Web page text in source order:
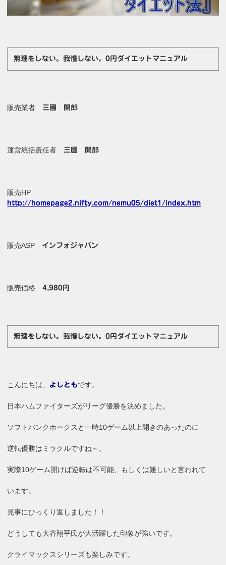
無理をしない。我慢しない。0円ダイエットマニュアル
販売業者 三國 開郎
運営統括責任者 三國 開郎
販売HP
http://homepage2.nifty.com/nemu05/diet1/index.htm
販売ASP インフォジャパン
販売価格4,980円
無理をしない。我慢しない。0円ダイエットマニュアル
こんにちは、 よしともです。
日本ハムファイターズがリーグ優勝を決めました。
ソフトバンクホークスと一時10ゲーム以上開きのあったのに
逆転優勝はミラクルですね～。
実際10ゲーム開けば逆転は不可能、もしくは難しいと言われて
います。
見事にひっくり返しました！！
どうしても大谷翔平氏が大活躍した印象が強いです。
クライマックスシリーズも楽しみです。